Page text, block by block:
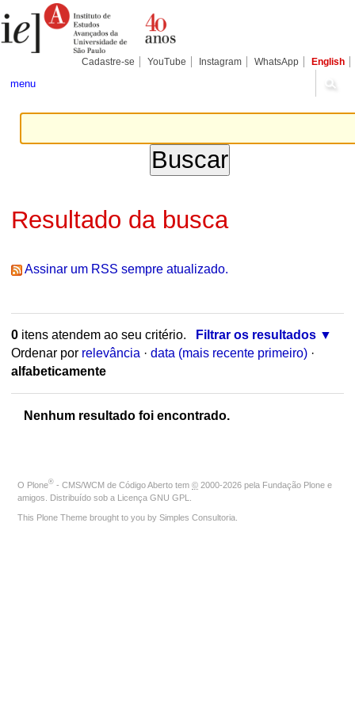
para
conteúdo.
Pessoais
Cadastre-se YouTube Instagram WhatsApp English
menu
Resultado da busca
Assinar um RSS sempre atualizado.
0itens atendem ao seu critério.
Filtrar os resultados
Ordenar por relevância · data (mais recente primeiro) ·
alfabeticamente
Nenhum resultado foi encontrado.
O Plone® - CMS/WCM de Código Aberto tem © 2000-2026 pela Fundação Plone e
amigos. Distribuído sob a Licença GNU GPL
This Plone Theme brought to you by Simples Consultoria